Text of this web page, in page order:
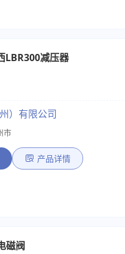
LBR300减压器
）有限公司
市
产品详情
磁阀